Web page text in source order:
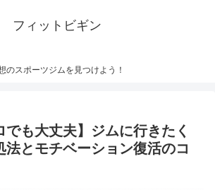
フィットビギン
のスポーツジムを見つけよう！
でも大丈夫】ジムに行きたく
法とモチベーション復活のコ